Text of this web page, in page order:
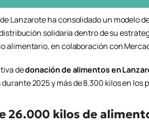
Lanzarote ha consolidado un modelo
solidaria dentro de su
alimentario, en colaboración con
dedonación de alimentos en
2025 y más de 8.300 kilos en los
26.000 kilos de